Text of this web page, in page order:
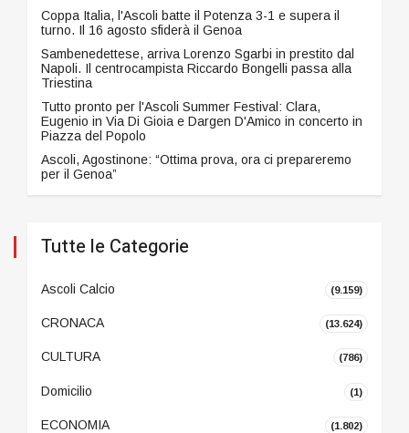
Coppa Italia, l'Ascoli batte il Potenza 3-1 e supera il
turno. Il 16 agosto sfiderà il Genoa
Sambenedettese, arriva Lorenzo Sgarbi in prestito dal
Napoli. Il centrocampista Riccardo Bongelli passa alla
Triestina
Tutto pronto per l'Ascoli Summer Festival: Clara,
Eugenio in Via Di Gioia e Dargen D'Amico in concerto in
Piazza del Popolo
Ascoli, Agostinone: “Ottima prova, ora ci prepareremo
per il Genoa”
Tutte le Categorie
Ascoli Calcio (9.159)
CRONACA (13.624)
CULTURA (786)
Domicilio (1)
ECONOMIA (1.802)